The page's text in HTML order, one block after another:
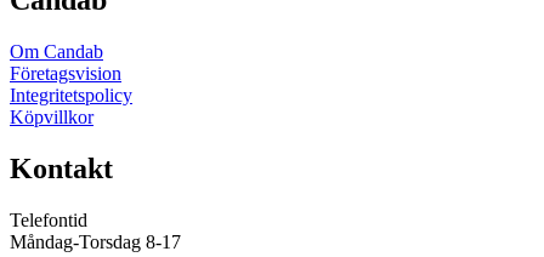
Om Candab
Företagsvision
Integritetspolicy
Köpvillkor
Kontakt
Telefontid
Måndag-Torsdag 8-17